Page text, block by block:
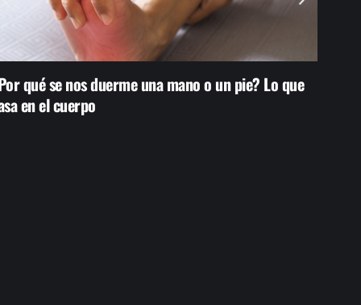
qué se nos duerme una mano o un pie? Lo que
en el cuerpo